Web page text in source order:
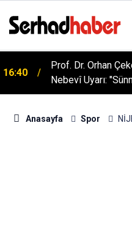
16:40
Prof. Dr. Orhan
Nebevî Uyarı:
Anasayfa Spor